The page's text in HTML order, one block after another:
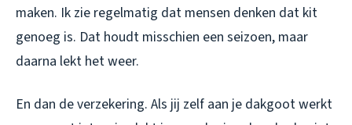
maken. Ik zie regelmatig dat mensen denken dat kit
genoeg is. Dat houdt misschien een seizoen, maar
daarna lekt het weer.
En dan de verzekering. Als jij zelf aan je dakgoot werkt